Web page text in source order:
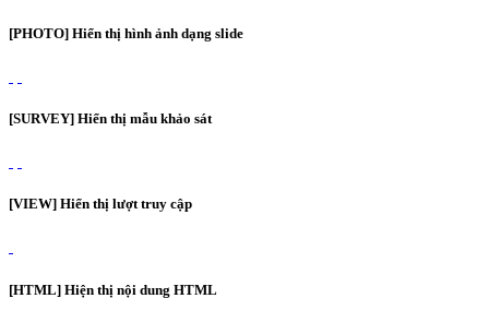
[PHOTO] Hiển thị hình ảnh dạng slide
[SURVEY] Hiển thị mẫu khảo sát
[VIEW] Hiển thị lượt truy cập
[HTML] Hiện thị nội dung HTML